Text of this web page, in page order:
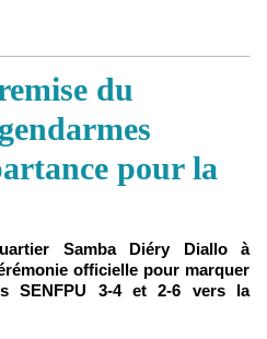
du
pour la
Samba Diéry Diallo à
officielle pour marquer
SENFPU 3-4 et 2-6 vers la